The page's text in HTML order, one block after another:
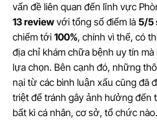
vấn đề liên quan đến lĩnh vực
13 review với tổng số điểm là 5/5
chiếm tới 100%, chính vì thế, có
địa chỉ khám chữa bệnh uy tín
lựa chọn. Bên cạnh đó, những
nại từ các bình luận xấu cũng đã
triệt để tránh gây ảnh hưởng đến
bất kì cá nhân, cơ sở, tổ chức nào.